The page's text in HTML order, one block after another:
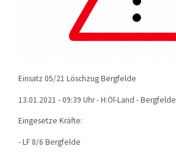
Einsatz 05/21 Löschzug Bergfelde
13.01.2021 - 09:39 Uhr - H:Öl-Land - Bergfelde
Eingesetze Kräfte:
- LF 8/6 Bergfelde